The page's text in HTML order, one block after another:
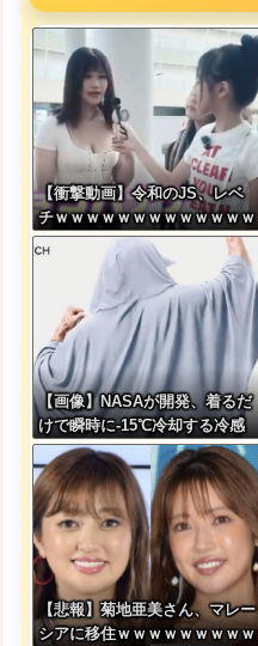
【衝撃動画】令和のJS、レベ
チｗｗｗｗｗｗｗｗｗｗｗｗｗ
ｗｗｗｗｗｗｗｗｗｗｗｗｗｗ
【画像】NASAが開発、着るだ
けで瞬時に-15℃冷却する冷感
ポンチョが3,980円ｗｗｗｗｗ
【悲報】菊地亜美さん、マレー
シアに移住ｗｗｗｗｗｗｗｗｗ